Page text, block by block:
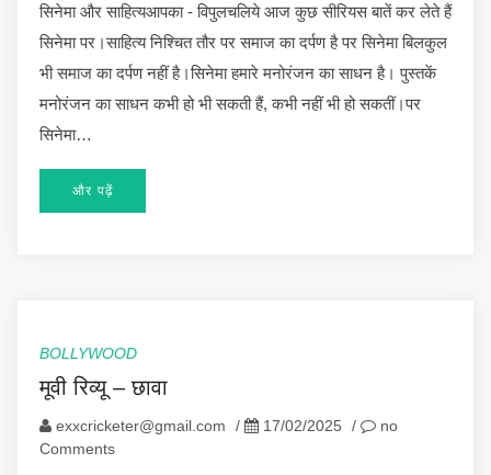
सिनेमा और साहित्यआपका - विपुलचलिये आज कुछ सीरियस बातें कर लेते हैं
सिनेमा पर।साहित्य निश्चित तौर पर समाज का दर्पण है पर सिनेमा बिलकुल
भी समाज का दर्पण नहीं है।सिनेमा हमारे मनोरंजन का साधन है। पुस्तकें
मनोरंजन का साधन कभी हो भी सकती हैं, कभी नहीं भी हो सकतीं।पर
सिनेमा…
और पढ़ें
BOLLYWOOD
मूवी रिव्यू – छावा
exxcricketer@gmail.com / 17/02/2025 /
no
Comments